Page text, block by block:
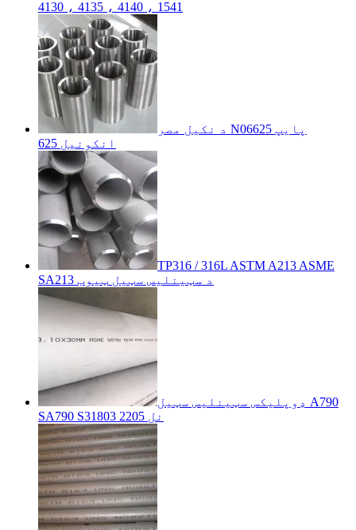
4130 ، 4135 ، 4140 ، 1541
د نکیل مصر N06625 پایپ
انکونیل 625
TP316 / 316L ASTM A213 ASME
SA213 د سټینلیس سټیل ټیوب
ډوپلیکس سټینلیس سټیل A790
SA790 S31803 2205 نل